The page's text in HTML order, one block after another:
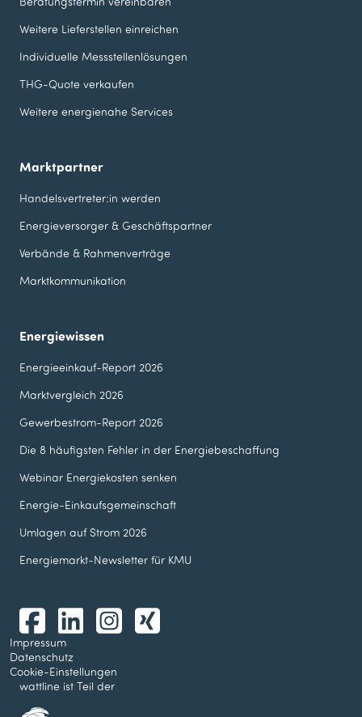
Weitere Lieferstellen einreichen
Individuelle Messstellen­lösungen
THG-Quote verkaufen
Weitere energienahe Services
Marktpartner
Handelsvertreter:in werden
Energieversorger & Geschäfts­partner
Verbände & Rahmenverträge
Marktkommunikation
Energiewissen
Energieeinkauf-Report 2026
Marktvergleich 2026
Gewerbestrom-Report 2026
Die 8 häufigsten Fehler in der Energie­beschaffung
Webinar Energie­kosten senken
Energie-Einkaufsgemeinschaft
Umlagen auf Strom 2026
Energiemarkt-Newsletter für KMU
Impressum
Datenschutz
Cookie-Einstellungen
wattline ist Teil der